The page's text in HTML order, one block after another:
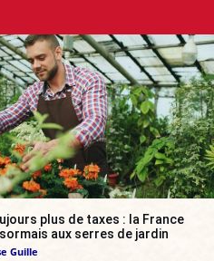
plus de taxes : la France
aux serres de jardin
Guille